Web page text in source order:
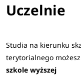
Uczelnie
Studia na kierunku
terytorialnego
szkole wyższej